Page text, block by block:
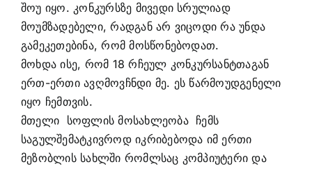
შოუ იყო. კონკურსზე მივედი სრულიად
მოუმზადებელი, რადგან არ ვიცოდი რა უნდა
გამეკეთებინა, რომ მოსწონებოდათ.
მოხდა ისე, რომ 18 რჩეულ კონკურსანტთაგან
ერთ-ერთი ავღმოვჩნდი მე. ეს წარმოუდგენელი
იყო ჩემთვის.
მთელი სოფლის მოსახლეობა ჩემს
საგულშემატკივროდ იკრიბებოდა იმ ერთი
მეზობლის სახლში რომლსაც კომპიუტერი და